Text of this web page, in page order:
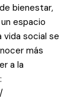
bienestar,
espacio
vida social se
más
a la